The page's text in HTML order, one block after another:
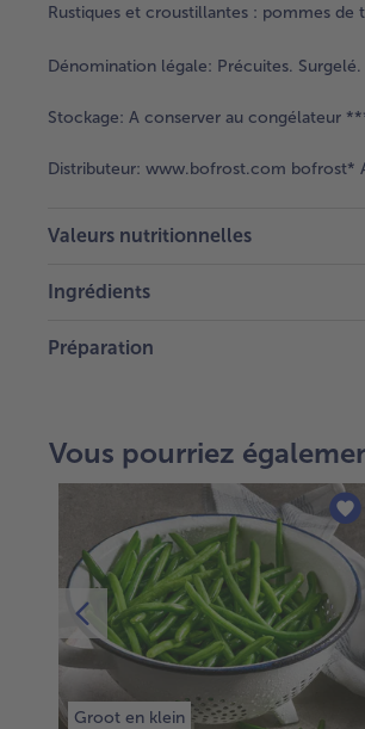
Rustiques et croustillantes : pommes
Dénomination légale: Précuites. Surgelé.
Stockage: A conserver au congélateur
Distributeur: www.bofrost.com bofrost*
Valeurs nutritionnelles
Ingrédients
Préparation
Vous pourriez
Groot en klein